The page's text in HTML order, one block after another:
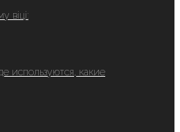
віці:
используются, какие